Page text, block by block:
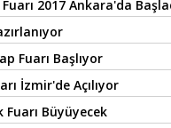
2017 Ankara'da
Fuarı Başlıyor
İzmir'de Açılıyor
Büyüyecek